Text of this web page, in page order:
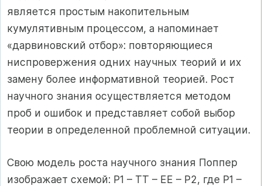
является простым накопительным
кумулятивным процессом, а напоминает
«дарвиновский отбор»: повторяющиеся
ниспровержения одних научных теорий и их
замену более информативной теорией. Рост
научного знания осуществляется методом
проб и ошибок и представляет собой выбор
теории в определенной проблемной ситуации.
Свою модель роста научного знания Поппер
изображает схемой: P1 – TT – EE – P2, где Р1 –